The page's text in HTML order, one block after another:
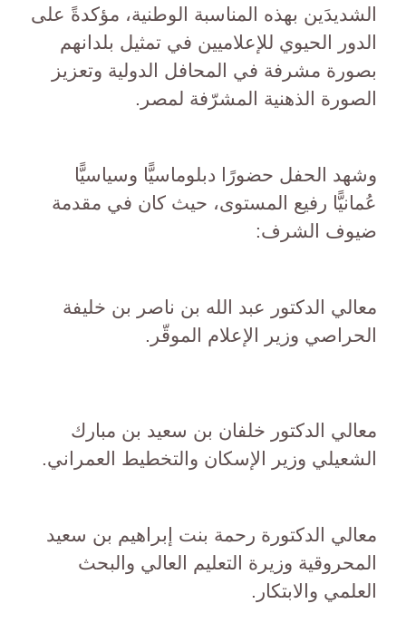
الشديدَين بهذه المناسبة الوطنية، مؤكدةً على
الدور الحيوي للإعلاميين في تمثيل بلدانهم
بصورة مشرفة في المحافل الدولية وتعزيز
الصورة الذهنية المشرّفة لمصر.
وشهد الحفل حضورًا دبلوماسيًّا وسياسيًّا
عُمانيًّا رفيع المستوى، حيث كان في مقدمة
ضيوف الشرف:
معالي الدكتور عبد الله بن ناصر بن خليفة
الحراصي وزير الإعلام الموقّر.
معالي الدكتور خلفان بن سعيد بن مبارك
الشعيلي وزير الإسكان والتخطيط العمراني.
معالي الدكتورة رحمة بنت إبراهيم بن سعيد
المحروقية وزيرة التعليم العالي والبحث
العلمي والابتكار.